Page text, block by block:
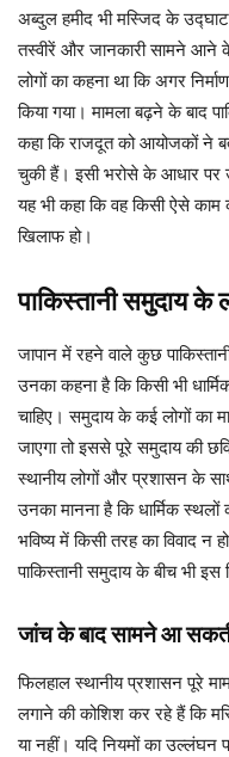
अब्दुल हमीद भी मस्जिद के
तस्वीरें और जानकारी सामने आने
लोगों का कहना था कि अगर
किया गया। मामला बढ़ने के बाद
कहा कि राजदूत को आयोजकों ने
चुकी हैं। इसी भरोसे के आधार पर
यह भी कहा कि वह किसी ऐसे काम
खिलाफ हो।
पाकिस्तानी समुदाय के
जापान में रहने वाले कुछ
उनका कहना है कि किसी भी
चाहिए। समुदाय के कई लोगों का
जाएगा तो इससे पूरे समुदाय की
स्थानीय लोगों और प्रशासन के
उनका मानना है कि धार्मिक स्थलों
भविष्य में किसी तरह का विवाद
पाकिस्तानी समुदाय के बीच भी इस
जांच के बाद सामने आ सकती
फिलहाल स्थानीय प्रशासन पूरे
लगाने की कोशिश कर रहे हैं कि
या नहीं। यदि नियमों का उल्लंघन